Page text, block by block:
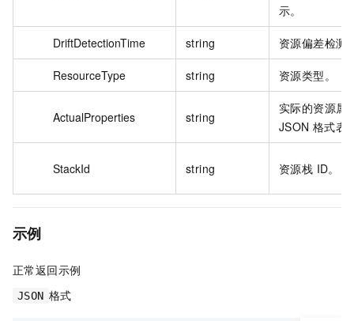
示。
DriftDetectionTime string 资源偏差检测
ResourceType string 资源类型。
ActualProperties string
实际的资源属
JSON 格式表
StackId string 资源栈 ID。
示例
正常返回示例
JSON 格式